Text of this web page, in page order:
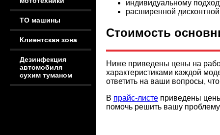
ТО машины
Клиентская зона
Дезинфекция
автомобиля
сухим туманом
индивидуальному
расширенной
Стоимость
Ниже приведены цены на
характеристиками каждой
ответить на ваши вопросы,
В прайс-листе приведены
помочь решить вашу